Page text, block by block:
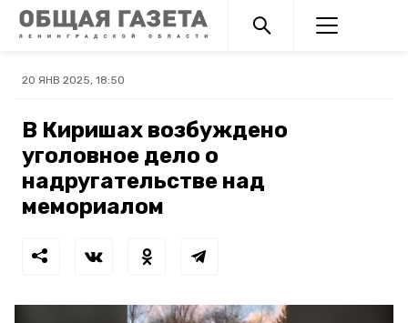
20 ЯНВ 2025, 18:50
В Киришах возбуждено
уголовное дело о
надругательстве над
мемориалом